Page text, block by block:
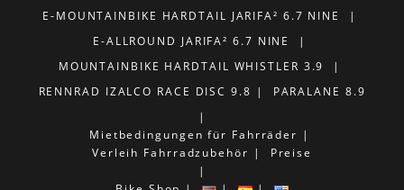
E-MOUNTAINBIKE HARDTAIL JARIFA² 6.7 NINE
E-ALLROUND JARIFA² 6.7 NINE
MOUNTAINBIKE HARDTAIL WHISTLER 3.9
RENNRAD IZALCO RACE DISC 9.8 PARALANE 8.9
Mietbedingungen für Fahrräder
Verleih Fahrradzubehör
Preise